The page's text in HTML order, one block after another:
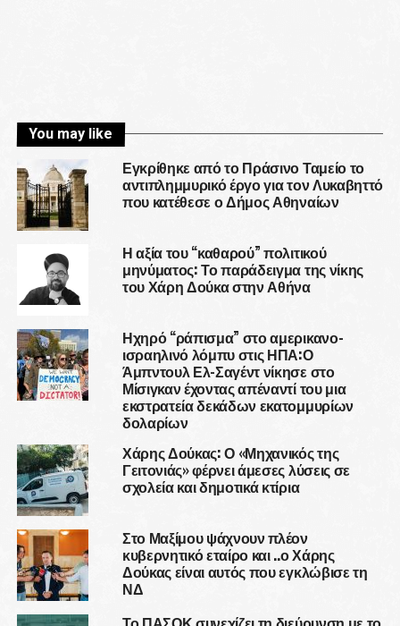
You may like
Εγκρίθηκε από το Πράσινο Ταμείο το
αντιπλημμυρικό έργο για τον Λυκαβηττό
που κατέθεσε ο Δήμος Αθηναίων
Η αξία του “καθαρού” πολιτικού
μηνύματος: Το παράδειγμα της νίκης
του Χάρη Δούκα στην Αθήνα
Ηχηρό “ράπισμα” στο αμερικανο-
ισραηλινό λόμπυ στις ΗΠΑ:Ο
Άμπντουλ Ελ-Σαγέντ νίκησε στο
Μίσιγκαν έχοντας απέναντί του μια
εκστρατεία δεκάδων εκατομμυρίων
δολαρίων
Χάρης Δούκας: Ο «Μηχανικός της
Γειτονιάς» φέρνει άμεσες λύσεις σε
σχολεία και δημοτικά κτίρια
Στο Μαξίμου ψάχνουν πλέον
κυβερνητικό εταίρο και ..ο Χάρης
Δούκας είναι αυτός που εγκλώβισε τη
ΝΔ